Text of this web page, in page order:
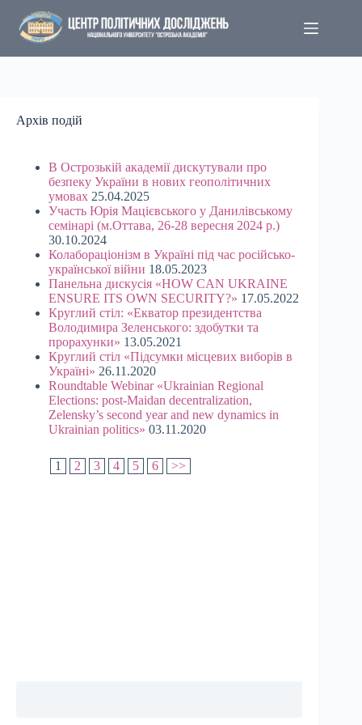
вмісту
Архів подій
В Острозькій академії дискутували про
безпеку України в нових геополітичних
умовах 25.04.2025
Участь Юрія Мацієвського у Данилівському
семінарі (м.Оттава, 26-28 вересня 2024 р.)
30.10.2024
Колабораціонізм в Україні під час російсько-
української війни 18.05.2023
Панельна дискусія «HOW CAN UKRAINE
ENSURE ITS OWN SECURITY?» 17.05.2022
Круглий стіл: «Екватор президентства
Володимира Зеленського: здобутки та
прорахунки» 13.05.2021
Круглий стіл «Підсумки місцевих виборів в
Україні» 26.11.2020
Roundtable Webinar «Ukrainian Regional
Elections: post-Maidan decentralization,
Zelensky’s second year and new dynamics in
Ukrainian politics» 03.11.2020
1 2 3 4 5 6 >>